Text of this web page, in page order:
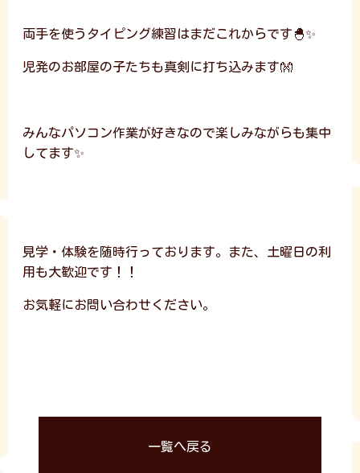
両手を使うタイピング練習はまだこれからです🐣✨
児発のお部屋の子たちも真剣に打ち込みます👐
みんなパソコン作業が好きなので楽しみながらも集中
してます✨
見学・体験を随時行っております。また、土曜日の利
用も大歓迎です！！
お気軽にお問い合わせください。
一覧へ戻る